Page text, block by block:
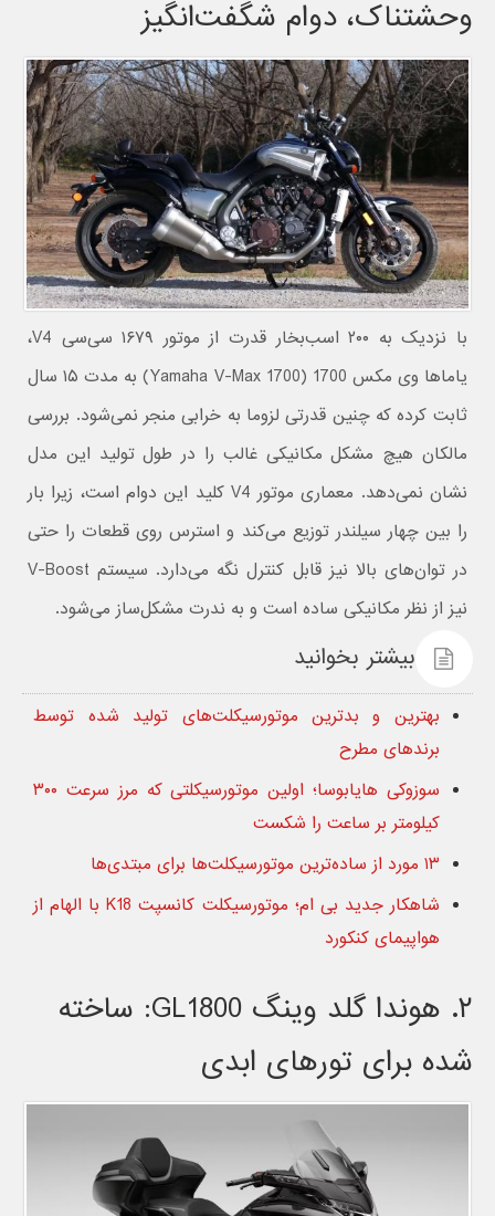
وحشتناک، دوام شگفت‌انگیز
با نزدیک به ۲۰۰ اسب‌بخار قدرت از موتور ۱۶۷۹ سی‌سی V4،
یاماها وی مکس 1700 (Yamaha V-Max 1700) به مدت ۱۵ سال
ثابت کرده که چنین قدرتی لزوما به خرابی منجر نمی‌شود. بررسی
مالکان هیچ مشکل مکانیکی غالب را در طول تولید این مدل
نشان نمی‌دهد. معماری موتور V4 کلید این دوام است، زیرا بار
را بین چهار سیلندر توزیع می‌کند و استرس روی قطعات را حتی
در توان‌های بالا نیز قابل کنترل نگه می‌دارد. سیستم V-Boost
نیز از نظر مکانیکی ساده است و به ندرت مشکل‌ساز می‌شود.
بیشتر بخوانید
بهترین و بدترین موتورسیکلت‌های تولید شده توسط
برندهای مطرح
سوزوکی هایابوسا؛ اولین موتورسیکلتی که مرز سرعت ۳۰۰
کیلومتر بر ساعت را شکست
۱۳ مورد از ساده‌ترین موتورسیکلت‌ها برای مبتدی‌ها
شاهکار جدید بی ام؛ موتورسیکلت کانسپت K18 با الهام از
هواپیمای کنکورد
۲. هوندا گلد وینگ GL1800: ساخته
شده برای تورهای ابدی